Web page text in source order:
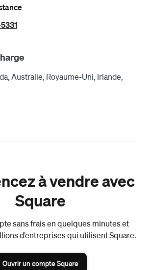
Australie, Royaume-Uni, Irlande,
à vendre avec
Square
sans frais en quelques minutes et
d’entreprises qui utilisent Square.
Ouvrir un compte Square